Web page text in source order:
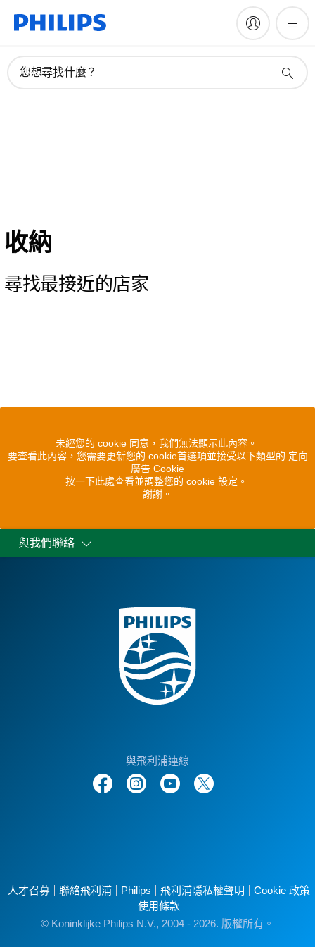
您想尋找什麼？
收納
尋找最接近的店家
未經您的 cookie 同意，我們無法顯示此內容。
要查看此內容，您需要更新您的 cookie首選項並接受以下類型的 定向
廣告 Cookie
按一下此處查看並調整您的 cookie 設定。
謝謝。
與我們聯絡
與飛利浦連線
人才召募 聯絡飛利浦 Philips 飛利浦隱私權聲明
Cookie 政策
使用條款
© Koninklijke Philips N.V., 2004 - 2026. 版權所有。